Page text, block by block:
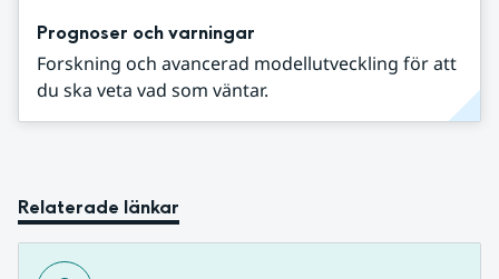
Prognoser och varningar
Forskning och avancerad modellutveckling för att
du ska veta vad som väntar.
Relaterade länkar